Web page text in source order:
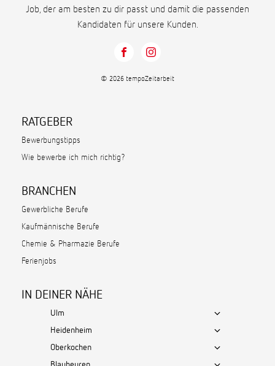
Job, der am besten zu dir passt und damit die passenden
Kandidaten für unsere Kunden.
© 2026 tempoZeitarbeit
RATGEBER
Bewerbungstipps
Wie bewerbe ich mich richtig?
BRANCHEN
Gewerbliche Berufe
Kaufmännische Berufe
Chemie & Pharmazie Berufe
Ferienjobs
IN DEINER NÄHE
Ulm
Heidenheim
Oberkochen